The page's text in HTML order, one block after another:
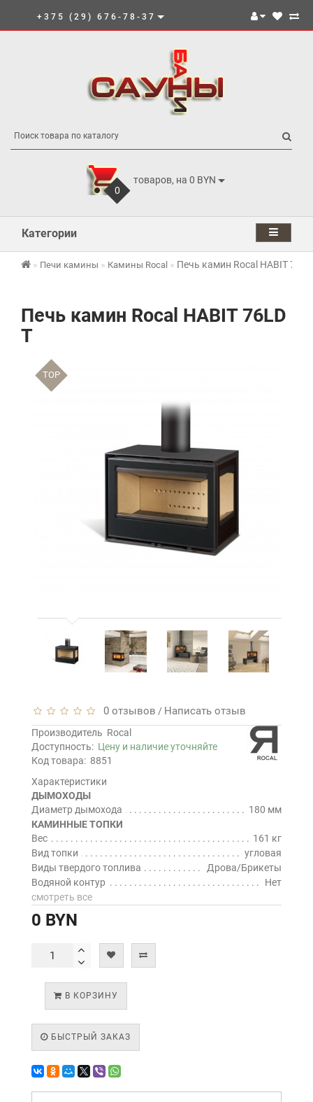
+375 (29) 676-78-37
0
товаров, на 0 BYN
Категории
Печи камины Камины Rocal Печь камин Rocal HABIT
Печь камин Rocal HABIT 76LD
T
TOP
0 отзывов / Написать отзыв
Производитель Rocal
Доступность: Цену и наличие уточняйте
Код товара: 8851
Характеристики
ДЫМОХОДЫ
Диаметр дымохода
180 мм
КАМИННЫЕ ТОПКИ
Вес
161 кг
Вид топки
угловая
Виды твердого топлива
Дрова/Брикеты
Водяной контур
Нет
смотреть все
0 BYN
В КОРЗИНУ
БЫСТРЫЙ ЗАКАЗ